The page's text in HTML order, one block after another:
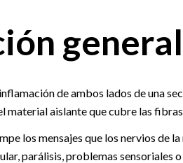
general
de ambos lados de una
material aislante que cubre las
los mensajes que los nervios de
parálisis, problemas sensoriales